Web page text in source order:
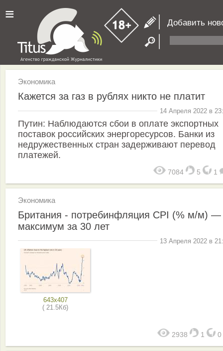
≡ Добавить
Экономика
Кажется за газ в рублях никто не платит
14 Апреля 2022 в
Путин: Наблюдаются сбои в оплате экспортных
поставок российских энергоресурсов. Банки из
недружественных стран задерживают перевод
платежей.
7084 5 1
Экономика
Британия - потребинфляция CPI (% м/м) —
максимум за 30 лет
13 Апреля 2022 в
643x407
( 21.5Кб)
2938 1 0